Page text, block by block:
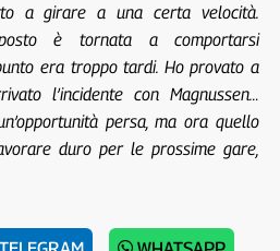
a girare a una certa velocità.
è tornata a comportarsi
era troppo tardi. Ho provato a
l’incidente con Magnussen…
persa, ma ora quello
duro per le prossime gare,